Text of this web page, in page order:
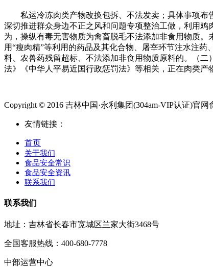
私运冷冻肉类产物改换包拆、不法发卖；具体事项布
深切推进群众身边不正之风和问题专项整治工做，利用
为，操纵有毒无害物质为禽畜脱毛不法添加非食用物质
用“瘦肉精”等利用的药品及其化合物、屠宰环节注水注
料、农兽药残留超标、不法添加非食用物质原料的。（
法》《中华人平易近国行政惩罚法》等相关，正在肉类产
Copyright © 2016 吉林中国·永利集团(304am-VIP认证)官网
友情链接：
首页
关于我们
食品安全常识
食品安全资讯
联系我们
联系我们
地址：吉林省长春市宽城区兰家大街3468号
全国客服热线：400-680-7778
中部运营中心